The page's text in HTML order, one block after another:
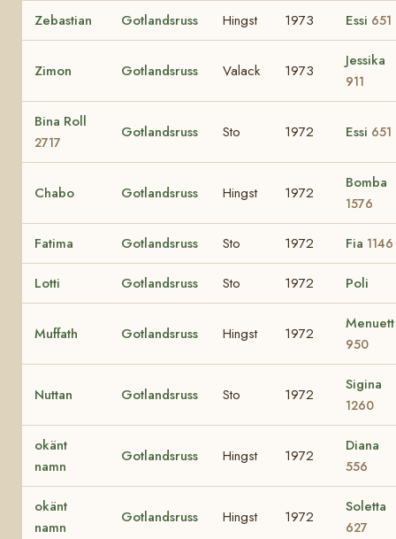
Zebastian Gotlandsruss Hingst 1973 Essi 651
Zimon Gotlandsruss Valack 1973
Jessika
911
Bina Roll
2717
Gotlandsruss Sto 1972 Essi 651
Chabo Gotlandsruss Hingst 1972
Bomba
1576
Fatima Gotlandsruss Sto 1972 Fia 1146
Lotti Gotlandsruss Sto 1972 Poli
Muffath Gotlandsruss Hingst 1972
Menuett
950
Nuttan Gotlandsruss Sto 1972
Sigina
1260
okänt
namn
Gotlandsruss Hingst 1972
Diana
556
okänt
namn
Gotlandsruss Hingst 1972
Soletta
627